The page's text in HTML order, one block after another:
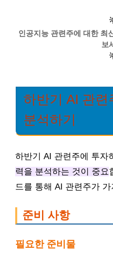
인공지능 관련주에 대한 최
보
하반기 AI 관련
분석하기
하반기 AI 관련주에 투자
력을 분석하는 것이 중요
드를 통해 AI 관련주가
준비 사항
필요한 준비물